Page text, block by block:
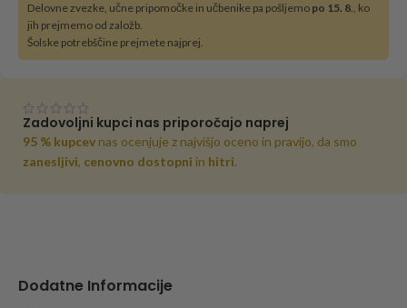
Delovne zvezke, učne pripomočke in učbenike pa pošljemo po 15. 8., ko
jih prejmemo od založb.
Šolske potrebščine prejmete najprej.
Zadovoljni kupci nas priporočajo naprej
95 % kupcev nas ocenjuje z najvišjo oceno in pravijo, da smo
zanesljivi, cenovno dostopni in hitri.
Dodatne Informacije